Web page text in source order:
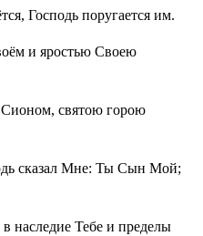
Господь поругается им.
и яростью Своею
святою горою
сказал Мне: Ты Сын Мой;
наследие Тебе и пределы